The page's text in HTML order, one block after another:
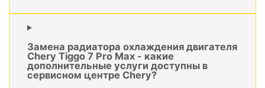
Замена радиатора охлаждения двигателя
Chery Tiggo 7 Pro Max - какие
дополнительные услуги доступны в
сервисном центре Chery?